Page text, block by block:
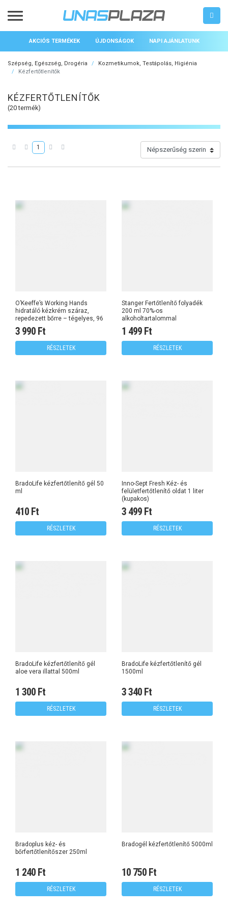
AKCIÓS TERMÉKEK ÚJDONSÁGOK NAPI AJÁNLATUNK
Szépség, Egészség, Drogéria
Kozmetikumok, Testápolás, Higiénia
Kézfertőtlenítők
KÉZFERTŐTLENÍTŐK
(20 termék)
1
O’Keeffe’s Working Hands
hidratáló kézkrém száraz,
repedezett bőrre – tégelyes, 96
g
3 990 Ft
RÉSZLETEK
Stanger Fertőtlenítő folyadék
200 ml 70%-os
alkoholtartalommal
1 499 Ft
RÉSZLETEK
BradoLife kézfertőtlenítő gél 50
ml
410 Ft
RÉSZLETEK
Inno-Sept Fresh Kéz- és
felületfertőtlenítő oldat 1 liter
(kupakos)
3 499 Ft
RÉSZLETEK
BradoLife kézfertőtlenítő gél
aloe vera illattal 500ml
1 300 Ft
RÉSZLETEK
BradoLife kézfertőtlenítő gél
1500ml
3 340 Ft
RÉSZLETEK
Bradoplus kéz- és
bőrfertőtlenítőszer 250ml
1 240 Ft
RÉSZLETEK
Bradogél kézfertőtlenítő 5000ml
10 750 Ft
RÉSZLETEK